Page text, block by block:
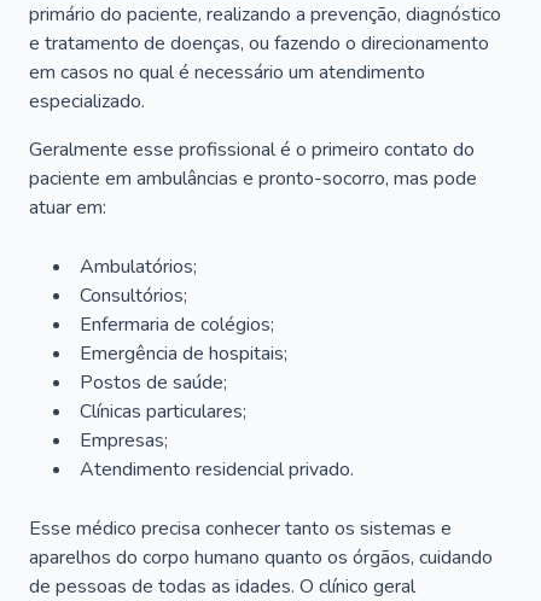
primário do paciente, realizando a prevenção, diagnóstico
e tratamento de doenças, ou fazendo o direcionamento
em casos no qual é necessário um atendimento
especializado.
Geralmente esse profissional é o primeiro contato do
paciente em ambulâncias e pronto-socorro, mas pode
atuar em:
Ambulatórios;
Consultórios;
Enfermaria de colégios;
Emergência de hospitais;
Postos de saúde;
Clínicas particulares;
Empresas;
Atendimento residencial privado.
Esse médico precisa conhecer tanto os sistemas e
aparelhos do corpo humano quanto os órgãos, cuidando
de pessoas de todas as idades. O clínico geral